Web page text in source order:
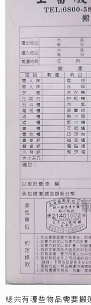
總共有哪些物品需要搬